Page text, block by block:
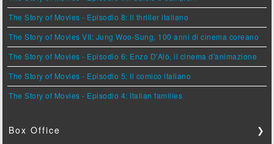
The Story of Movies - Episodio 8: Il thriller italiano
The Story of Movies VII: Jung Woo-Sung, 100 anni di cinema coreano
The Story of Movies - Episodio 6: Enzo D'Alò, il cinema d'animazione
The Story of Movies - Episodio 5: Il comico italiano
The Story of Movies - Episodio 4: Italian families
Box Office ❯